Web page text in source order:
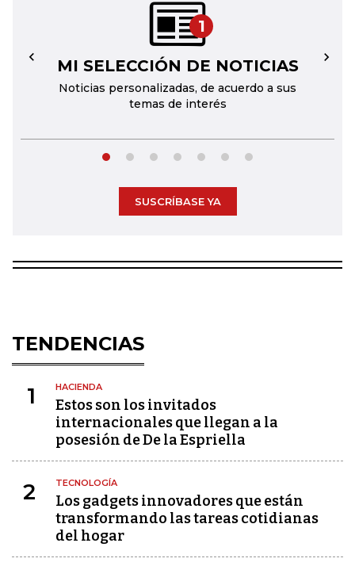
1
MI SELECCIÓN DE NOTICIAS
Noticias personalizadas, de acuerdo a sus
temas de interés
← →
SUSCRÍBASE YA
TENDENCIAS
1 HACIENDA
Estos son los invitados
internacionales que llegan a la
posesión de De la Espriella
2 TECNOLOGÍA
Los gadgets innovadores que están
transformando las tareas cotidianas
del hogar